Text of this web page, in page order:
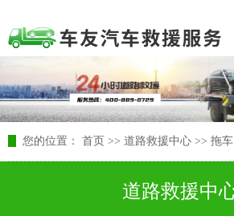
您的位置： 首页 >> 道路救援中心 >> 拖车
道路救援中